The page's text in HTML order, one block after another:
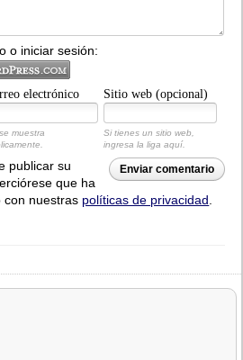
o iniciar sesión:
electrónico Sitio web (opcional)
muestra
Si tienes un sitio web,
ingresa la liga aquí.
Enviar comentario
publicar su
que ha
con nuestras políticas de privacidad